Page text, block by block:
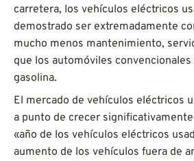
carretera, los vehículos eléctricos
demostrado ser extremadamente
mucho menos mantenimiento,
que los automóviles
gasolina.
El mercado de vehículos eléctricos
a punto de crecer
«año de los vehículos eléctricos
aumento de los vehículos fuera de